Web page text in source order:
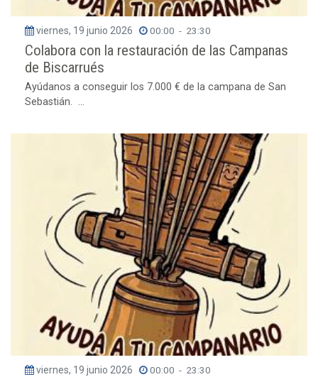
viernes, 19 junio 2026 00:00 - 23:30
Colabora con la restauración de las Campanas
de Biscarrués
Ayúdanos a conseguir los 7.000 € de la campana de San
Sebastián. ...
viernes, 19 junio 2026 00:00 - 23:30